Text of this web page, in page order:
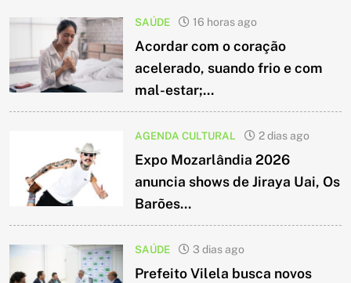
SAÚDE 16 horas ago
Acordar com o coração
acelerado, suando frio e com
mal-estar;...
AGENDA CULTURAL 2 dias ago
Expo Mozarlândia 2026
anuncia shows de Jiraya Uai, Os
Barões...
SAÚDE 3 dias ago
Prefeito Vilela busca novos